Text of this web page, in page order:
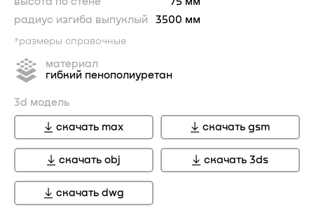
радиус изгиба выпуклый
3500 мм
*размеры справочные
материал
гибкий пенополиуретан
3d модель
скачать max скачать gsm
скачать obj скачать 3ds
скачать dwg